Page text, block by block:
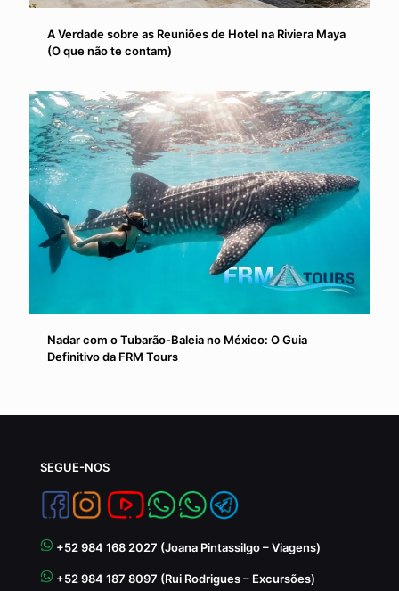
A Verdade sobre as Reuniões de Hotel na Riviera Maya
(O que não te contam)
Nadar com o Tubarão-Baleia no México: O Guia
Definitivo da FRM Tours
SEGUE-NOS
+52 984 168 2027 (Joana Pintassilgo – Viagens)
+52 984 187 8097 (Rui Rodrigues – Excursões)